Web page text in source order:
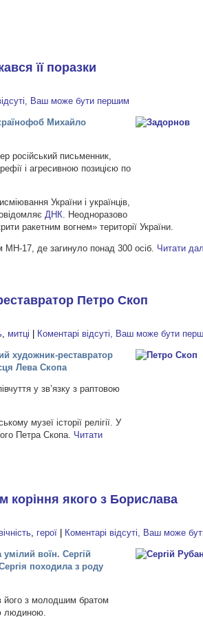
її поразки
Ваш може бути першим
Михайло
російський письменник,
і агресивною позицією по
України і українців,
ДНК . Неодноразово
ракетним вогнем» території України.
МН-17, де загинуло понад 300 осіб. Читати
Петро Скоп
митці Коментарі відсуті, Ваш може бути
художник-реставратор
Лева Скопа
у зв’язку з раптовою
музеї історії релігії. У
Петра Скопа. Читати
коріння якого з Борислава
вічність герої Коментарі відсуті, Ваш може
воїн. Сергій
походила з роду
його з молодшим братом
людиною.